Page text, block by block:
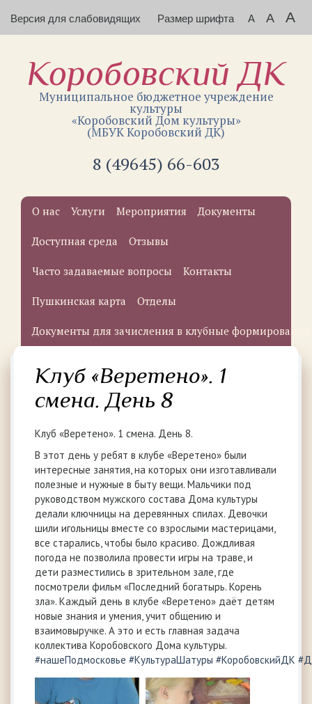
Версия для слабовидящих Размер шрифта A A A
Коробовский ДК
Муниципальное бюджетное учреждение
культуры
«Коробовский Дом культуры»
(МБУК Коробовский ДК)
8 (49645) 66-603
О нас Услуги Мероприятия Документы
Доступная среда Отзывы
Часто задаваемые вопросы Контакты
Пушкинская карта Отделы
Документы для зачисления в клубные формирования
Клуб «Веретено». 1
смена. День 8
Клуб «Веретено». 1 смена. День 8.
В этот день у ребят в клубе «Веретено» были
интересные занятия, на которых они изготавливали
полезные и нужные в быту вещи. Мальчики под
руководством мужского состава Дома культуры
делали ключницы на деревянных спилах. Девочки
шили игольницы вместе со взрослыми мастерицами,
все старались, чтобы было красиво. Дождливая
погода не позволила провести игры на траве, и
дети разместились в зрительном зале, где
посмотрели фильм «Последний богатырь. Корень
зла». Каждый день в клубе «Веретено» даёт детям
новые знания и умения, учит общению и
взаимовыручке. А это и есть главная задача
коллектива Коробовского Дома культуры.
#нашеПодмосковье #КультураШатуры #КоробовскийДК